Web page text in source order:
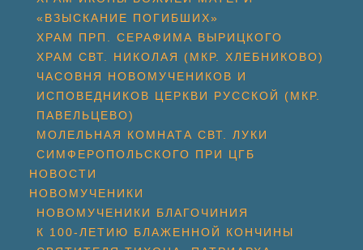
«ВЗЫСКАНИЕ ПОГИБШИХ»
ХРАМ ПРП. СЕРАФИМА ВЫРИЦКОГО
ХРАМ СВТ. НИКОЛАЯ (МКР. ХЛЕБНИКОВО)
ЧАСОВНЯ НОВОМУЧЕНИКОВ И
ИСПОВЕДНИКОВ ЦЕРКВИ РУССКОЙ (МКР.
ПАВЕЛЬЦЕВО)
МОЛЕЛЬНАЯ КОМНАТА СВТ. ЛУКИ
СИМФЕРОПОЛЬСКОГО ПРИ ЦГБ
НОВОСТИ
НОВОМУЧЕНИКИ
НОВОМУЧЕНИКИ БЛАГОЧИНИЯ
К 100-ЛЕТИЮ БЛАЖЕННОЙ КОНЧИНЫ